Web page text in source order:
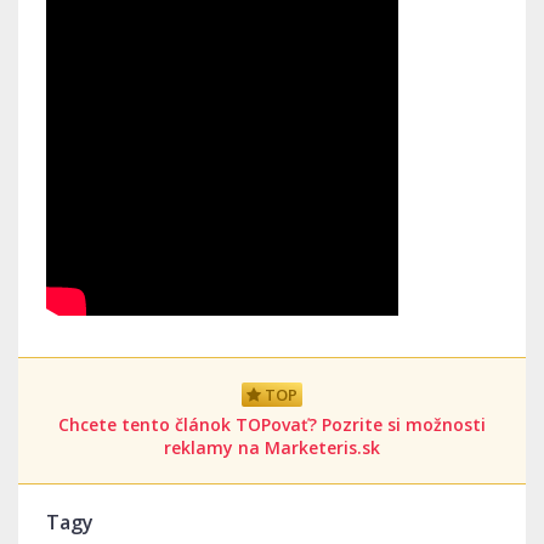
TOP
Chcete tento článok TOPovať? Pozrite si možnosti
reklamy na Marketeris.sk
Tagy